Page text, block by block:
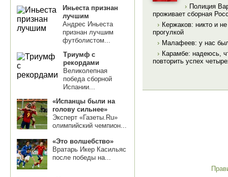
Иньеста признан
лучшим
Андрес Иньеста
признан лучшим
футболистом...
Триумф с
рекордами
Великолепная
победа сборной
Испании...
«Испанцы были на
голову сильнее»
Эксперт «Газеты.Ru»
олимпийский чемпион...
«Это волшебство»
Вратарь Икер Касильяс
после победы на...
› Полиция
проживает сборная
› Кержаков: никто и
прогулкой
› Малафеев: у нас
› Карамбе: надеюсь,
повторить успех